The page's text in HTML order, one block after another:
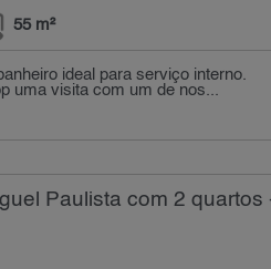
55 m²
ideal para serviço interno.
uma visita com um de nos...
Paulista com 2 quartos